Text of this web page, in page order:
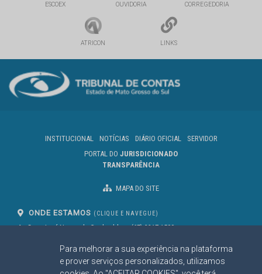
Para melhorar a sua experiência na plataforma
e prover serviços personalizados, utilizamos
ESCOEX OUVIDORIA CORREGEDORIA
ATRICON LINKS
INSTITUCIONAL NOTÍCIAS DIÁRIO OFICIAL
SERVIDOR
PORTAL DO JURISDICIONADO
TRANSPARÊNCIA
MAPA DO SITE
ONDE ESTAMOS (CLIQUE E NAVEGUE)
Av. Des. José Nunes da Cunha, bloco
Campo Grande/MS
CEP: 79031-310
(67) 3317-1500